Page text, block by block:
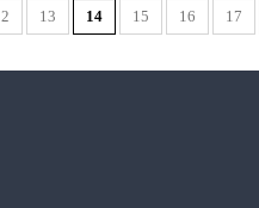
13 14 15 16 17